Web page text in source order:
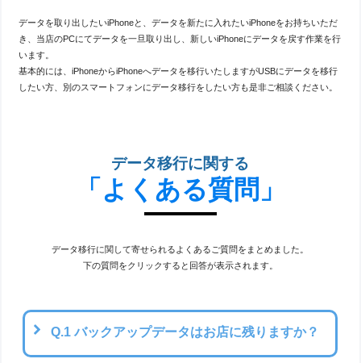
データを取り出したいiPhoneと、データを新たに入れたいiPhoneをお持ちいただ
き、当店のPCにてデータを一旦取り出し、新しいiPhoneにデータを戻す作業を行
います。
基本的には、iPhoneからiPhoneへデータを移行いたしますがUSBにデータを移行
したい方、別のスマートフォンにデータ移行をしたい方も是非ご相談ください。
データ移行に関する
「よくある質問」
データ移行に関して寄せられるよくあるご質問をまとめました。
下の質問をクリックすると回答が表示されます。
Q.1 バックアップデータはお店に残りますか？